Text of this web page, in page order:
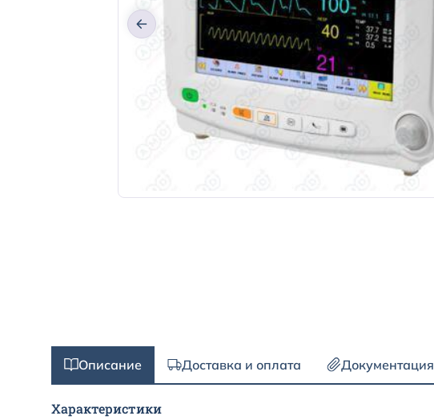
Описание Доставка и оплата Документация
Характеристики